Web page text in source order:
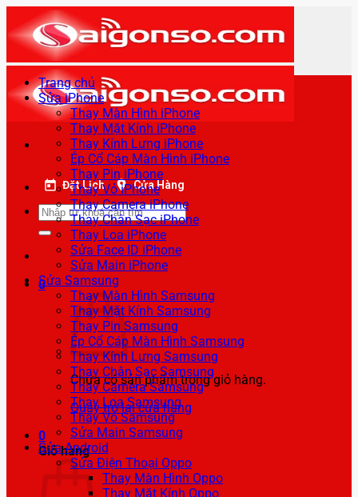
qua
nội
dung
Đặt Lịch Cửa Hàng
Tìm
kiếm:
0
Chưa có sản phẩm trong giỏ hàng.
Quay trở lại cửa hàng
0
Giỏ hàng
Trang chủ
Sửa iPhone
Thay Màn Hình iPhone
Thay Mặt Kính iPhone
Thay Kính Lưng iPhone
Ép Cổ Cáp Màn Hình iPhone
Thay Pin iPhone
Thay Vỏ iPhone
Thay Camera iPhone
Thay Chân Sạc iPhone
Thay Loa iPhone
Sửa Face ID iPhone
Sửa Main iPhone
Sửa Samsung
Thay Màn Hình Samsung
Thay Mặt Kính Samsung
Thay Pin Samsung
Ép Cổ Cáp Màn Hình Samsung
Thay Kính Lưng Samsung
Thay Chân Sạc Samsung
Thay Camera Samsung
Thay Loa Samsung
Thay Vỏ Samsung
Sửa Main Samsung
Sửa Android
Sửa Điện Thoại Oppo
Thay Màn Hình Oppo
Thay Mặt Kính Oppo